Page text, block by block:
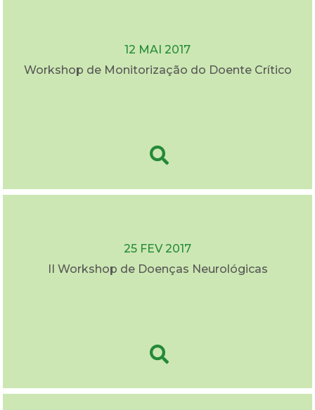
12 MAI 2017
Workshop de Monitorização do Doente Crítico
25 FEV 2017
II Workshop de Doenças Neurológicas